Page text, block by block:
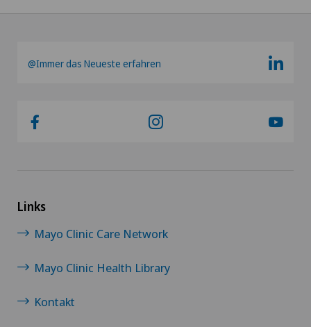
@Immer das Neueste erfahren
Links
Mayo Clinic Care Network
Mayo Clinic Health Library
Kontakt